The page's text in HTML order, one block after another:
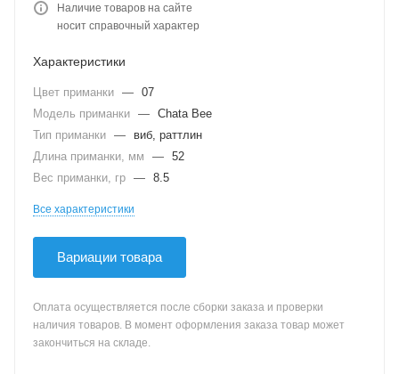
Наличие товаров на сайте
носит справочный характер
Характеристики
Цвет приманки — 07
Модель приманки — Chata Bee
Тип приманки —
виб, раттлин
Длина приманки, мм
— 52
Вес приманки, гр — 8.5
Все характеристики
Вариации товара
Оплата осуществляется после сборки заказа и проверки
наличия товаров. В момент оформления заказа товар может
закончиться на складе.